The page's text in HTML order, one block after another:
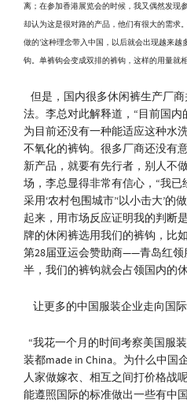
离；在参加香港展览会的时候，我又偶然发现
却认为这是很对路的产品，他们有很大的需求
做的’这种理念带入中国，以后就会出现越来
钩。单裤钩会变成双排的裤钩，这样的用量就
但是，国内很多休闲裤生产厂
法。李总对此解释道，“目前国
为目前还没有一种能适应这种水
不氧化的裤钩。很多厂商还没有
新产品，就要有先行者，别人不
场，李总显得非常有信心，“我
采用‘农村包围城市’‘以小击大’
起来，用市场反应证明我的判断
牌的休闲裤选用我们的裤钩，比
第28届亚运会赞助商——青岛红
半，我们的裤钩就会占领国内的
让更多的中国服装企业走向国际
“我花一个月的时间考察美国服
装都made in China。为什么中国
人家做嫁衣、相互之间打价格战
能遵照国际的标准做出一些有中